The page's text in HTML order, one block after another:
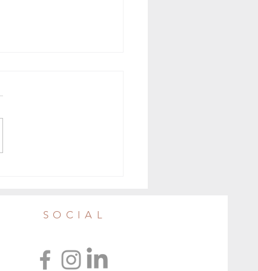
SOCIAL